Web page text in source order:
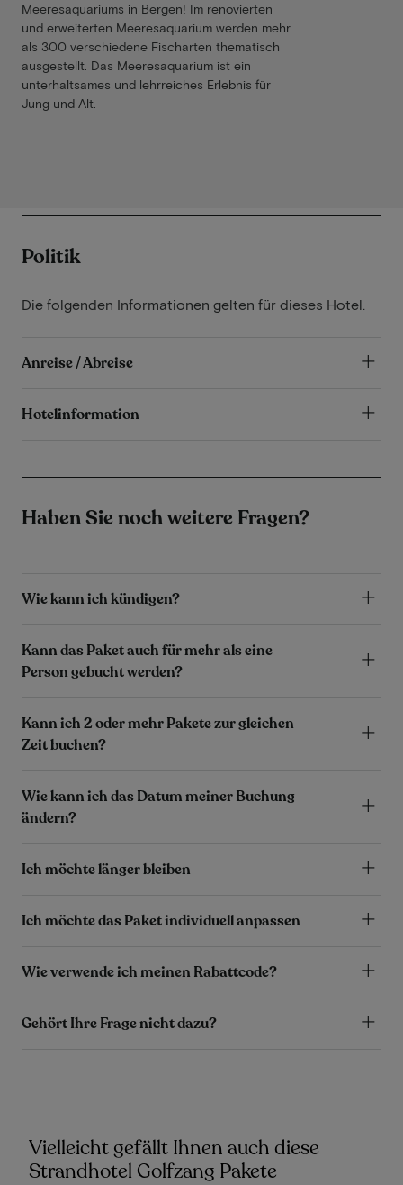
Meeresaquariums in Bergen! Im renovierten
und erweiterten Meeresaquarium werden mehr
als 300 verschiedene Fischarten thematisch
ausgestellt. Das Meeresaquarium ist ein
unterhaltsames und lehrreiches Erlebnis für
Jung und Alt.
Politik
Die folgenden Informationen gelten für dieses Hotel.
Anreise / Abreise
Hotelinformation
Haben Sie noch weitere Fragen?
Wie kann ich kündigen?
Kann das Paket auch für mehr als eine
Person gebucht werden?
Kann ich 2 oder mehr Pakete zur gleichen
Zeit buchen?
Wie kann ich das Datum meiner Buchung
ändern?
Ich möchte länger bleiben
Ich möchte das Paket individuell anpassen
Wie verwende ich meinen Rabattcode?
Gehört Ihre Frage nicht dazu?
Vielleicht gefällt Ihnen auch diese
Strandhotel Golfzang Pakete